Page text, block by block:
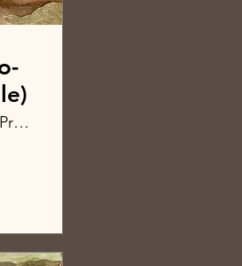
Resto du Prehisto